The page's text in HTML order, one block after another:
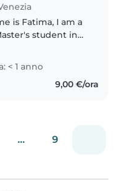
is Fatima, I am a
student in
in Venice. I am
and patient,
< 1 anno
9,00 €/ora
... 9